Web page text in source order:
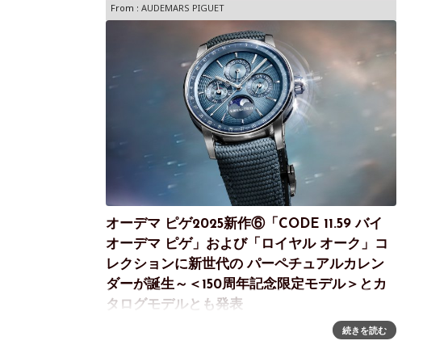
From : AUDEMARS PIGUET
オーデマ ピゲ2025新作⑥「CODE 11.59 バイ
オーデマ ピゲ」および「ロイヤル オーク」コ
レクションに新世代の パーペチュアルカレン
ダーが誕生～＜150周年記念限定モデル＞とカ
タログモデルとも発表
“オールインワン”リューズによる人間工学と パフォーマ
続きを読む